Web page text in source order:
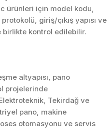
ürünleri için model kodu,
giriş/çıkış yapısı ve
birlikte kontrol edilebilir.
altyapısı, pano
projelerinde
Tekirdağ ve
pano, makine
otomasyonu ve servis